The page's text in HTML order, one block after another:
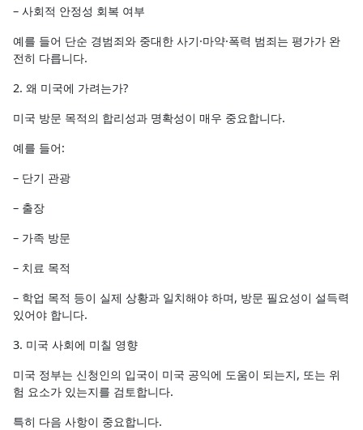
– 사회적 안정성 회복 여부
예를 들어 단순 경범죄와 중대한 사기·마약·폭력 범죄는 평가가 완
전히 다릅니다.
2. 왜 미국에 가려는가?
미국 방문 목적의 합리성과 명확성이 매우 중요합니다.
예를 들어:
– 단기 관광
– 출장
– 가족 방문
– 치료 목적
– 학업 목적 등이 실제 상황과 일치해야 하며, 방문 필요성이 설득력
있어야 합니다.
3. 미국 사회에 미칠 영향
미국 정부는 신청인의 입국이 미국 공익에 도움이 되는지, 또는 위
험 요소가 있는지를 검토합니다.
특히 다음 사항이 중요합니다.